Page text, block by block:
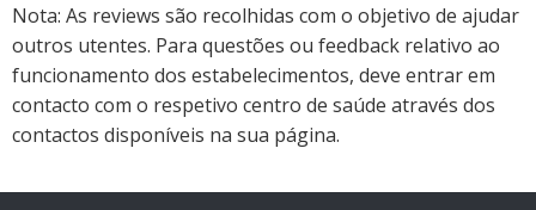
Nota: As reviews são recolhidas com o objetivo de ajudar
outros utentes. Para questões ou feedback relativo ao
funcionamento dos estabelecimentos, deve entrar em
contacto com o respetivo centro de saúde através dos
contactos disponíveis na sua página.